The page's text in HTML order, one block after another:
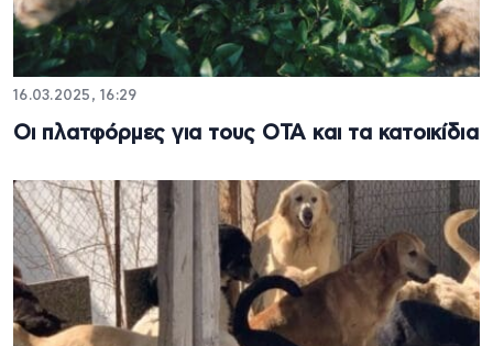
16.03.2025, 16:29
Οι πλατφόρμες για τους ΟΤΑ και τα κατοικίδια